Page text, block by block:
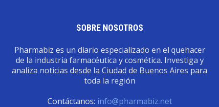
SOBRE NOSOTROS
Pharmabiz es un diario especializado en el quehacer
de la industria farmacéutica y cosmética. Investiga y
analiza noticias desde la Ciudad de Buenos Aires para
toda la región
Contáctanos: info@pharmabiz.net